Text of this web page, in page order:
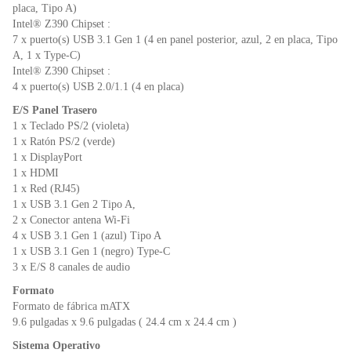
placa, Tipo A)
Intel® Z390 Chipset :
7 x puerto(s) USB 3.1 Gen 1 (4 en panel posterior, azul, 2 en placa, Tipo
A, 1 x Type-C)
Intel® Z390 Chipset :
4 x puerto(s) USB 2.0/1.1 (4 en placa)
E/S Panel Trasero
1 x Teclado PS/2 (violeta)
1 x Ratón PS/2 (verde)
1 x DisplayPort
1 x HDMI
1 x Red (RJ45)
1 x USB 3.1 Gen 2 Tipo A,
2 x Conector antena Wi-Fi
4 x USB 3.1 Gen 1 (azul) Tipo A
1 x USB 3.1 Gen 1 (negro) Type-C
3 x E/S 8 canales de audio
Formato
Formato de fábrica mATX
9.6 pulgadas x 9.6 pulgadas ( 24.4 cm x 24.4 cm )
Sistema Operativo